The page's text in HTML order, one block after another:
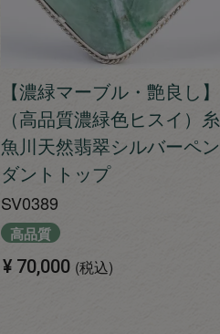
【濃緑マーブル・艶良し】
（高品質濃緑色ヒスイ）糸
魚川天然翡翠シルバーペン
ダントトップ
SV0389
高品質
¥ 70,000 税込